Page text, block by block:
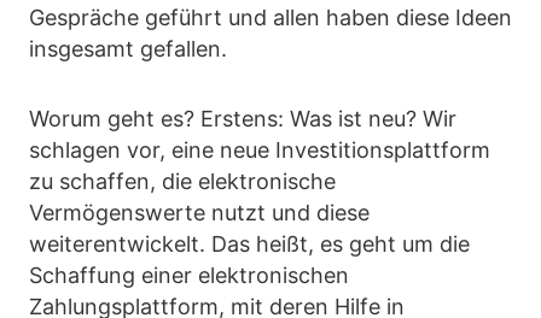
Gespräche geführt und allen haben diese Ideen
insgesamt gefallen.
Worum geht es? Erstens: Was ist neu? Wir
schlagen vor, eine neue Investitionsplattform
zu schaffen, die elektronische
Vermögenswerte nutzt und diese
weiterentwickelt. Das heißt, es geht um die
Schaffung einer elektronischen
Zahlungsplattform, mit deren Hilfe in